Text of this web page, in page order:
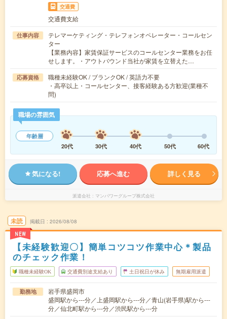
交通費
交通費支給
仕事内容
テレマーケティング・テレフォンオペレーター・コールセン
ター
【業務内容】家賃保証サービスのコールセンター業務をお任
せします。・アウトバウンド当社が家賃を立替えた…
応募資格
職種未経験OK / ブランクOK / 英語力不要
・高卒以上・コールセンター、接客経験ある方歓迎(業種不
問)
職場の雰囲気
年齢層
20代
30代 40代 50代 60代
気になる! 応募へ進む 詳しく見る
派遣会社 マンパワーグループ株式会社
未読
NEW
掲載日 2026/08/08
【未経験歓迎〇】簡単コツコツ作業中心＊製品
のチェック作業！
職種未経験OK 交通費別途支給あり 土日祝日が休み 無期雇用派遣
勤務地
岩手県盛岡市
盛岡駅から---分／上盛岡駅から---分／青山(岩手県)駅から---
分／仙北町駅から---分／渋民駅から---分